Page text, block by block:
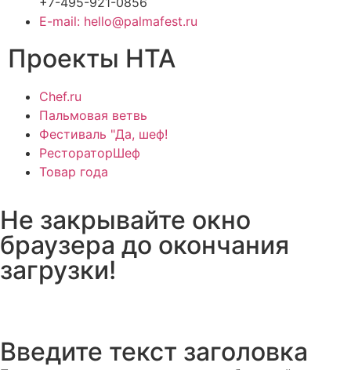
E-mail: hello@palmafest.ru
Проекты НТА
Chef.ru
Пальмовая ветвь
Фестиваль "Да, шеф!
РестораторШеф
Товар года
Не закрывайте окно
браузера до окончания
загрузки!
Введите текст заголовка